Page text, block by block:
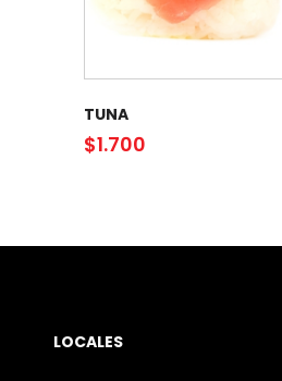
TUNA
$1.700
LOCALES